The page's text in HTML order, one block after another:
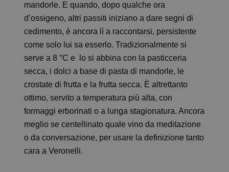
mandorle. E quando, dopo qualche ora
d’ossigeno, altri passiti iniziano a dare segni di
cedimento, è ancora lì a raccontarsi, persistente
come solo lui sa esserlo. Tradizionalmente si
serve a 8 °C e lo si abbina con la pasticceria
secca, i dolci a base di pasta di mandorle, le
crostate di frutta e la frutta secca. È altrettanto
ottimo, servito a temperatura più alta, con
formaggi erborinati o a lunga stagionatura. Ancora
meglio se centellinato quale vino da meditazione
o da conversazione, per usare la definizione tanto
cara a Veronelli.